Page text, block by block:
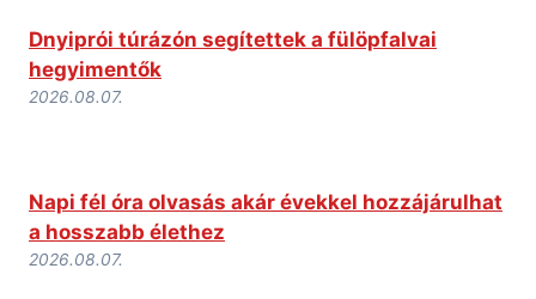
Dnyiprói túrázón segítettek a fülöpfalvai
hegyimentők
2026.08.07.
Napi fél óra olvasás akár évekkel hozzájárulhat
a hosszabb élethez
2026.08.07.